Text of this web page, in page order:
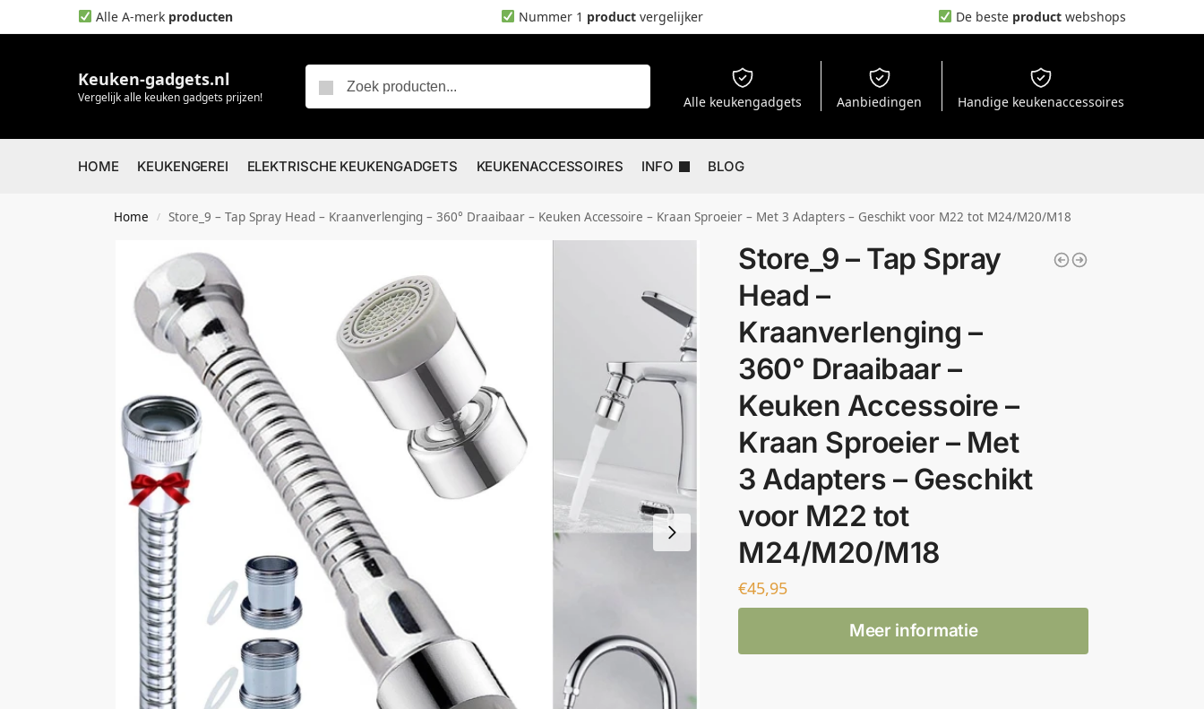
Alle A-merk producten Nummer 1 productvergelijker De beste product webshops
Keuken-gadgets.nl
Vergelijk alle keuken gadgets prijzen! Alle keukengadgets Aanbiedingen Handige keukenaccessoires
HOME KEUKENGEREI ELEKTRISCHE KEUKENGADGETS KEUKENACCESSOIRES INFO BLOG
Home / Store_9 – Tap Spray Head – Kraanverlenging – 360° Draaibaar – Keuken Accessoire – Kraan Sproeier – Met 3 Adapters – Geschikt voor M22 tot M24/M20/M18
Store_9 – Tap Spray
Head –
Kraanverlenging –
360° Draaibaar –
Keuken Accessoire –
Kraan Sproeier – Met
3 Adapters – Geschikt
voor M22 tot
M24/M20/M18
€45,95
Meer informatie